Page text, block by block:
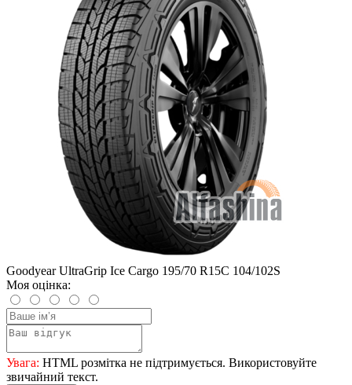
Goodyear UltraGrip Ice Cargo 195/70 R15C 104/102S
Моя оцінка:
Увага: HTML розмітка не підтримується. Використовуйте
звичайний текст.